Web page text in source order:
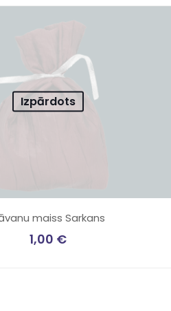
Izpārdots
maiss Sarkans
1,00 €